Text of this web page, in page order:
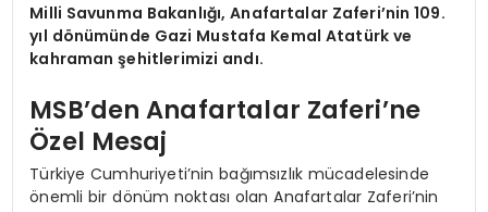
Milli Savunma Bakanlığı, Anafartalar Zaferi’nin 109.
yıl dönümünde Gazi Mustafa Kemal Atatürk ve
kahraman şehitlerimizi andı.
MSB’den Anafartalar Zaferi’ne
Özel Mesaj
Türkiye Cumhuriyeti’nin bağımsızlık mücadelesinde
önemli bir dönüm noktası olan Anafartalar Zaferi’nin